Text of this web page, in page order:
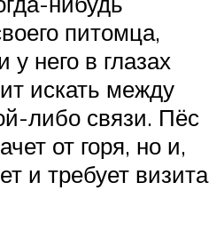
питомца,
у него в глазах
искать между
либо связи. Пёс
от горя, но и,
и требует визита